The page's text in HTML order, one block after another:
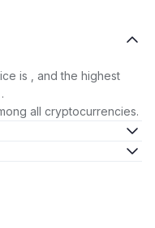
is , and the highest
all cryptocurrencies.